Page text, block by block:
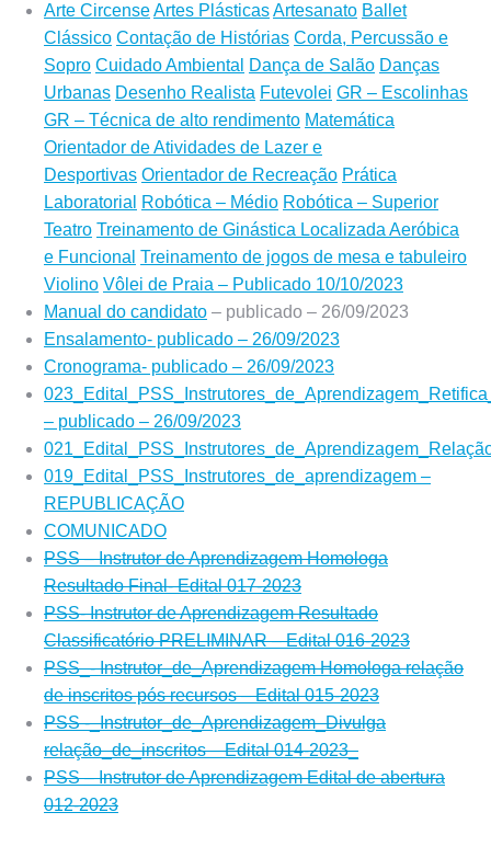
Arte CircenseArtes PlásticasArtesanato Ballet
Clássico Contação de Histórias Corda, Percussão e
Sopro Cuidado Ambiental Dança de Salão Danças
Urbanas Desenho Realista Futevolei GR – Escolinhas
GR – Técnica de alto rendimento Matemática
Orientador de Atividades de Lazer e
Desportivas Orientador de Recreação Prática
Laboratorial
Robótica – Médio Robótica – Superior
Teatro Treinamento de Ginástica Localizada Aeróbica
e Funcional Treinamento de jogos de mesa e tabuleiro
Violino Vôlei de Praia – Publicado 10/10/2023
Manual do candidato – publicado – 26/09/2023
Ensalamento- publicado – 26/09/2023
Cronograma- publicado – 26/09/2023
– publicado – 26/09/2023
019_Edital_PSS_Instrutores_de_aprendizagem –
REPUBLICAÇÃO
COMUNICADO
PSS – Instrutor de Aprendizagem Homologa
Resultado Final- Edital 017-2023
PSS- Instrutor de Aprendizagem Resultado
Classificatório PRELIMINAR – Edital 016-2023
PSS_- Instrutor_de_Aprendizagem Homologa relação
de inscritos pós recursos – Edital 015-2023
PSS -_Instrutor_de_Aprendizagem_Divulga
relação_de_inscritos – Edital 014-2023_
PSS – Instrutor de Aprendizagem Edital de abertura
012-2023